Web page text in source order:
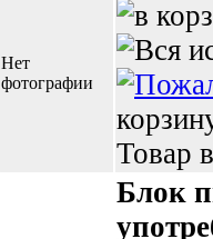
Нет
фотографии
Товар
Блок